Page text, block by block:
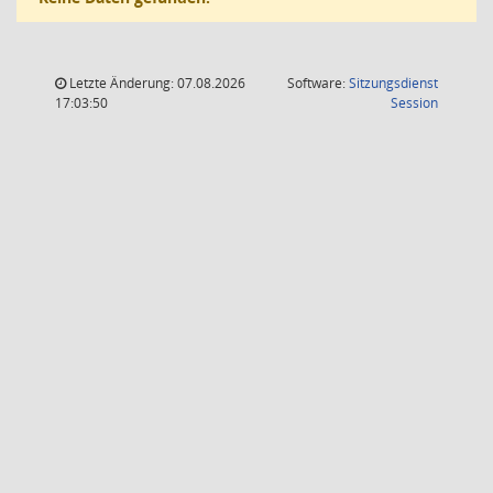
Letzte Änderung: 07.08.2026
17:03:50
Software:Sitzungsdienst
Session(Wird in